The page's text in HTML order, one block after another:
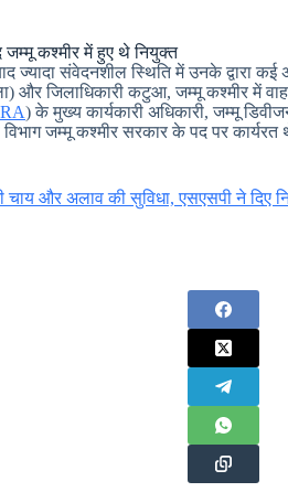
कश्मीर में हुए थे नियुक्त
ज्यादा संवेदनशील स्थिति में उनके द्वारा कई
और जिलाधिकारी कटुआ, जम्मू कश्मीर में
) के मुख्य कार्यकारी अधिकारी, जम्मू
विभाग जम्मू कश्मीर सरकार के पद पर कार्यरत
चाय और अलाव की सुविधा, एसएसपी ने दिए